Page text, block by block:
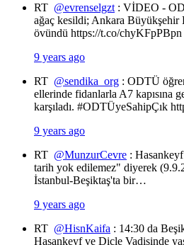
RT @evrenselgzt : VİDEO -
ağaç kesildi; Ankara Büyükşehir
övündü https://t.co/chyKFpPBpn
9 years ago
RT @sendika_org : ODTÜ
ellerinde fidanlarla A7 kapısına
karşıladı. #ODTÜyeSahipÇık
9 years ago
RT @MunzurCevre :
tarih yok edilemez" diyerek
İstanbul-Beşiktaş'ta bir…
9 years ago
RT @HisnKaifa : 14:30 da
Hasankeyf ve Dicle Vadisinde